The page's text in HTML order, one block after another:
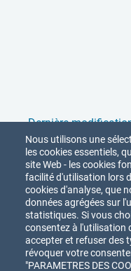
Dernière
Partager
Union Nationale
Nous utilisons une
les cookies essentiels,
site Web - les cookies
facilité d'utilisation lors
cookies d'analyse, que
données agrégées sur
statistiques. Si vous
consentez à l'utilisation
accepter et refuser des
révoquer votre
"PARAMETRES DES